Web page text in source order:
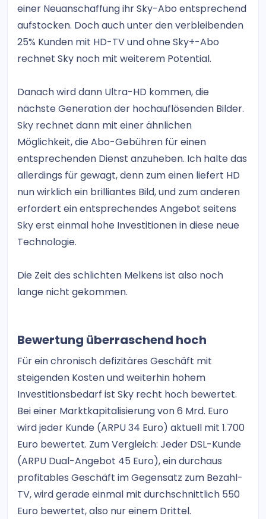
einer Neuanschaffung ihr Sky-Abo entsprechend
aufstocken. Doch auch unter den verbleibenden
25% Kunden mit HD-TV und ohne Sky+-Abo
rechnet Sky noch mit weiterem Potential.
Danach wird dann Ultra-HD kommen, die
nächste Generation der hochauflösenden Bilder.
Sky rechnet dann mit einer ähnlichen
Möglichkeit, die Abo-Gebühren für einen
entsprechenden Dienst anzuheben. Ich halte das
allerdings für gewagt, denn zum einen liefert HD
nun wirklich ein brilliantes Bild, und zum anderen
erfordert ein entsprechendes Angebot seitens
Sky erst einmal hohe Investitionen in diese neue
Technologie.
Die Zeit des schlichten Melkens ist also noch
lange nicht gekommen.
Bewertung überraschend hoch
Für ein chronisch defizitäres Geschäft mit
steigenden Kosten und weiterhin hohem
Investitionsbedarf ist Sky recht hoch bewertet.
Bei einer Marktkapitalisierung von 6 Mrd. Euro
wird jeder Kunde (ARPU 34 Euro) aktuell mit 1.700
Euro bewertet. Zum Vergleich: Jeder DSL-Kunde
(ARPU Dual-Angebot 45 Euro), ein durchaus
profitables Geschäft im Gegensatz zum Bezahl-
TV, wird gerade einmal mit durchschnittlich 550
Euro bewertet, also nur einem Drittel.